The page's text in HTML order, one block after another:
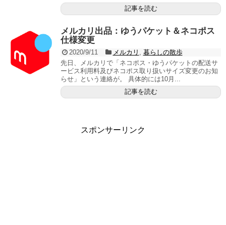
記事を読む
メルカリ出品：ゆうパケット＆ネコポス
仕様変更
2020/9/11 メルカリ
暮らしの散歩
先日、メルカリで「ネコポス・ゆうパケットの配送サ
ービス利用料及びネコポス取り扱いサイズ変更のお知
らせ」という連絡が。 具体的には10月...
記事を読む
スポンサーリンク